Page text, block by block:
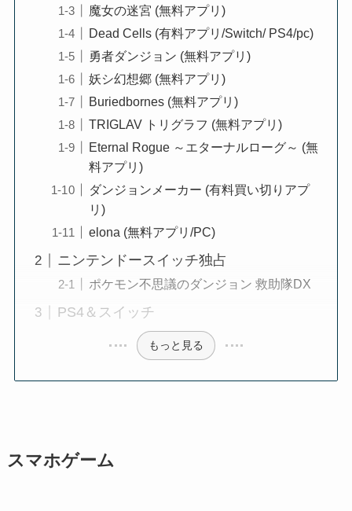
魔女の迷宮 (無料アプリ)
Dead Cells (有料アプリ/Switch/ PS4/pc)
勇者ダンジョン (無料アプリ)
妖シ幻想郷 (無料アプリ)
Buriedbornes (無料アプリ)
TRIGLAV トリグラフ (無料アプリ)
Eternal Rogue ～エターナルローグ～ (無
料アプリ)
ダンジョンメーカー (有料買い切りアプ
リ)
elona (無料アプリ/PC)
ニンテンドースイッチ独占
ポケモン不思議のダンジョン 救助隊DX
PS4＆スイッチ
もっと見る
スマホゲーム